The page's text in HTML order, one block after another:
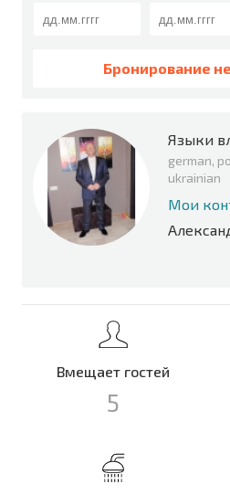
Бронирование
Языки
german,
ukrainian
Мои
Вмещает гостей
5